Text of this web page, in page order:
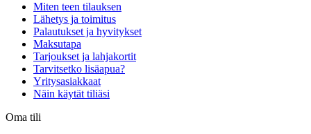
Miten teen tilauksen
Lähetys ja toimitus
Palautukset ja hyvitykset
Maksutapa
Tarjoukset ja lahjakortit
Tarvitsetko lisäapua?
Yritysasiakkaat
Näin käytät tiliäsi
Oma tili